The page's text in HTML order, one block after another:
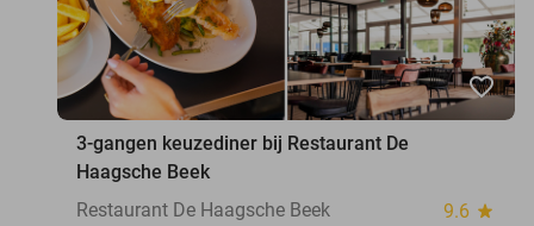
favorite_border
3-gangen keuzediner bij Restaurant De
Haagsche Beek
Restaurant De Haagsche Beek
9.6 star